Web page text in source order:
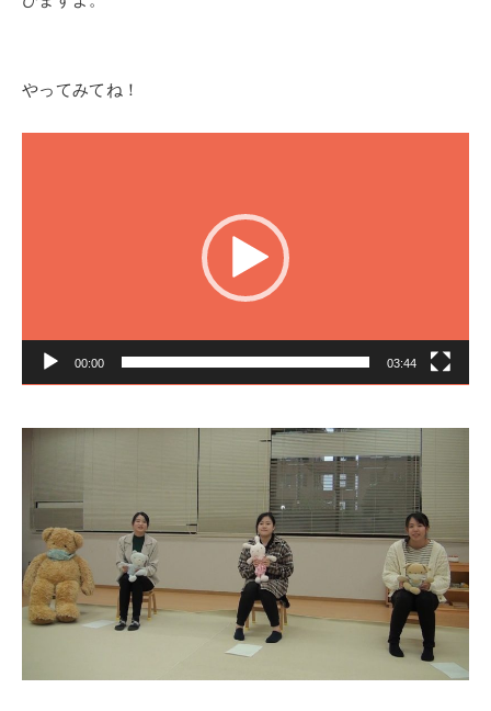
やってみてね！
00:00 03:44